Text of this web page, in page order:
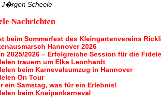
J�rgen Scheele
Nachrichten
beim Sommerfest des Kleingartenvereins
Hannover 2026
2025/2026 – Erfolgreiche Session für die
trauern um Elke Leonhardt
beim Karnevalsumzug in Hannover
On Tour
ein Samstag, was für ein Erlebnis!
beim Kneipenkarneval